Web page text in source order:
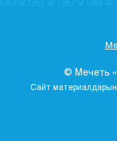
© Мечеть
Сайт материалдарын